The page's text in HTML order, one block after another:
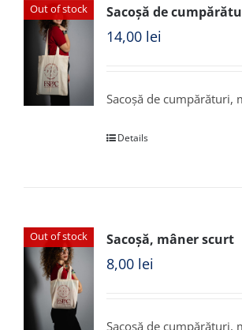
Out of stock Sacoșă de
14,00 lei
Sacoșă de cumpărături,
Details
Out of stock Sacoșă, mâner scurt
8,00 lei
Sacoșă de cumpărături,